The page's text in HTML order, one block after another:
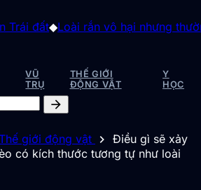
đất◆ Loài rắn vô hại nhưng thường
VŨ
TRỤ
THẾ GIỚI
ĐỘNG VẬT
Y
HỌC
arrow_forward
giới động vật chevron_right Điều gì sẽ xảy
có kích thước tương tự như loài